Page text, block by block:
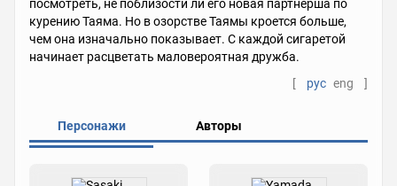
посмотреть, не поблизости ли его новая партнерша по
курению Таяма. Но в озорстве Таямы кроется больше,
чем она изначально показывает. С каждой сигаретой
начинает расцветать маловероятная дружба.
[
рус eng ]
Персонажи Авторы